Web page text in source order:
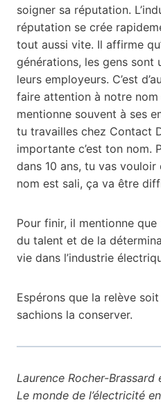
soigner sa réputation.
réputation se crée
tout aussi vite. Il affirme
générations, les gens sont
leurs employeurs. C’est
faire attention à notre
mentionne souvent à ses
tu travailles chez Contact
importante c’est ton nom.
dans 10 ans, tu vas
nom est sali, ça va être
Pour finir, il mentionne
du talent et de la
vie dans l’industrie
Espérons que la relève
sachions la conserver.
Laurence Rocher-
Le monde de l’électricité